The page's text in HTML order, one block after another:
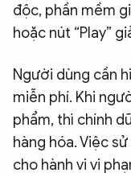
độc, phần mềm
hoặc nút “Play”
Người dùng cần
miễn phí. Khi
phẩm, thì chính
hàng hóa. Việc
cho hành vi vi